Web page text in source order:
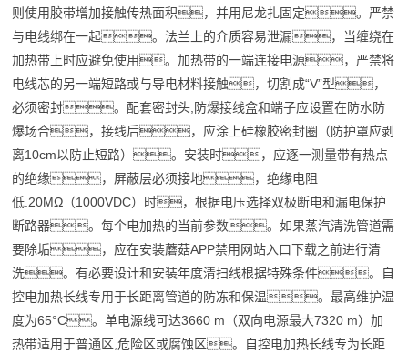
则使用胶带增加接触传热面积，并用尼龙扎固定。严禁
与电线绑在一起。法兰上的介质容易泄漏，当缠绕在
加热带上时应避免使用。加热带的一端连接电源，严禁将
电线芯的另一端短路或与导电材料接触，切割成“V”型，
必须密封。配套密封头;防爆接线盒和端子应设置在防水防
爆场合，接线后，应涂上硅橡胶密封圈（防护罩应剥
离10cm以防止短路）。安装时，应逐一测量带有热点
的绝缘，屏蔽层必须接地，绝缘电阻
低.20MΩ（1000VDC）时，根据电压选择双极断电和漏电保护
断路器。每个电加热的当前参数。如果蒸汽清洗管道需
要除垢，应在安装蘑菇APP禁用网站入口下载之前进行清
洗。有必要设计和安装年度清扫线根据特殊条件。自
控电加热长线专用于长距离管道的防冻和保温。最高维护温
度为65°C。单电源线可达3660 m（双向电源最大7320 m）加
热带适用于普通区,危险区或腐蚀区。自控电加热长线专为长距